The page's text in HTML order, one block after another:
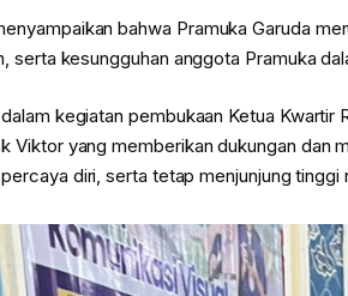
bahwa Pramuka Garuda
serta kesungguhan anggota Pramuka
kegiatan pembukaan Ketua Kwartir
Viktor yang memberikan dukungan dan
diri, serta tetap menjunjung tinggi